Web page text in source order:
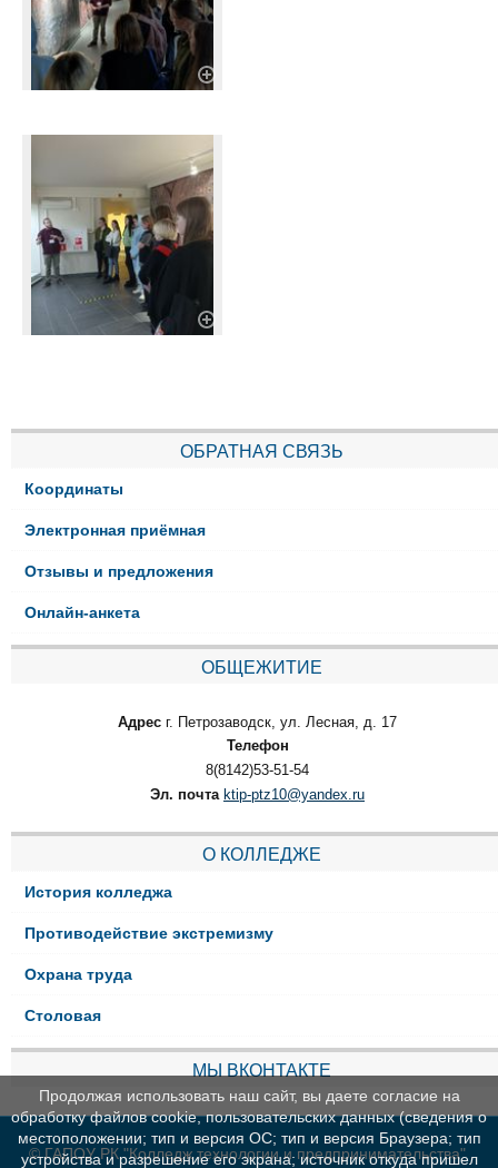
ОБРАТНАЯ СВЯЗЬ
Координаты
Электронная приёмная
Отзывы и предложения
Онлайн-анкета
ОБЩЕЖИТИЕ
Адрес г. Петрозаводск, ул. Лесная, д. 17
Телефон
8(8142)53-51-54
Эл. почта ktip-ptz10@yandex.ru
О КОЛЛЕДЖЕ
История колледжа
Противодействие экстремизму
Охрана труда
Столовая
МЫ ВКОНТАКТЕ
© ГАПОУ РК "Колледж технологии и предпринимательства"
Продолжая использовать наш сайт, вы даете согласие на
обработку файлов cookie, пользовательских данных (сведения о
местоположении; тип и версия ОС; тип и версия Браузера; тип
устройства и разрешение его экрана; источник откуда пришел